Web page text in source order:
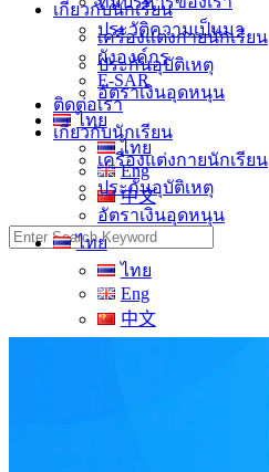
ประวัติความเป็นมา
ผังองค์กร
E-SAR
ติดต่อเรา
เกี่ยวกับนักเรียน
เครื่องแต่งกายนักเรียน
ประกันอุบัติเหตุ
อัตราเงินอุดหนุน
ไทย
ไทย
Eng
中文
เกี่ยวกับนักเรียน
เครื่องแต่งกายนักเรียน
ประกันอุบัติเหตุ
อัตราเงินอุดหนุน
ไทย
ไทย
Eng
中文
Search
for: